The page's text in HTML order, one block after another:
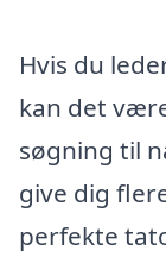
Hvis du
kan det
søgning til
give dig
perfekte